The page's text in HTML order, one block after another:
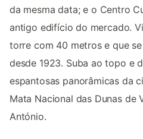
da mesma data; e o Centro
antigo edifício do mercado.
torre com 40 metros e que
desde 1923. Suba ao topo e
espantosas panorâmicas da
Mata Nacional das Dunas de
António.